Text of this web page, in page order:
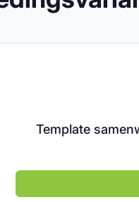
Template